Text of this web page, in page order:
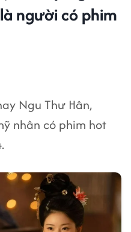
người có phim
Ngu Thư Hân,
nhân có phim hot